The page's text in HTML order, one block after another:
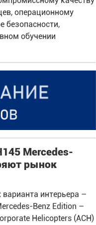
операционному
безопасности,
обучении
Mercedes-
рынок
интерьера –
Benz Edition –
Helicopters (ACH)